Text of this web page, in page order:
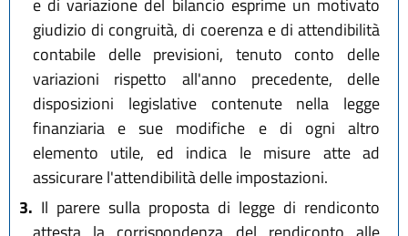
e di variazione del bilancio esprime un motivato
giudizio di congruità, di coerenza e di attendibilità
contabile delle previsioni, tenuto conto delle
variazioni rispetto all'anno precedente, delle
disposizioni legislative contenute nella legge
finanziaria e sue modifiche e di ogni altro
elemento utile, ed indica le misure atte ad
assicurare l'attendibilità delle impostazioni.
3. Il parere sulla proposta di legge di rendiconto